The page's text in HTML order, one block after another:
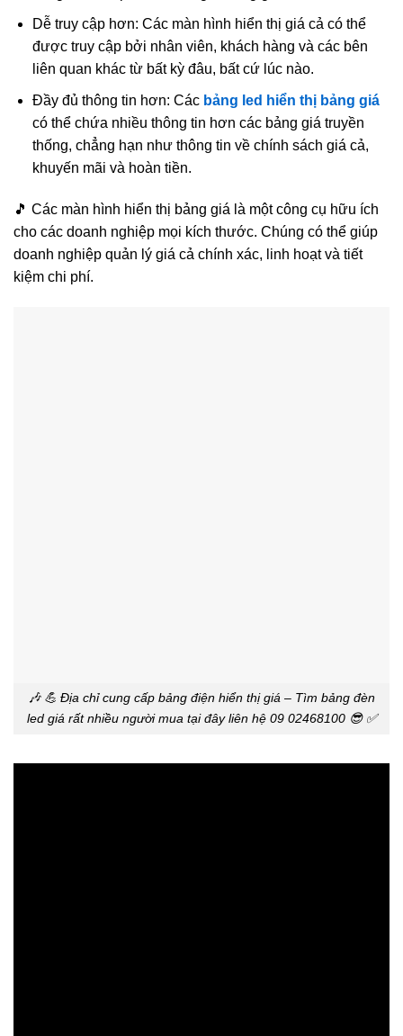
Dễ truy cập hơn: Các màn hình hiển thị giá cả có thể
được truy cập bởi nhân viên, khách hàng và các bên
liên quan khác từ bất kỳ đâu, bất cứ lúc nào.
Đầy đủ thông tin hơn: Các bảng led hiển thị bảng giá
có thể chứa nhiều thông tin hơn các bảng giá truyền
thống, chẳng hạn như thông tin về chính sách giá cả,
khuyến mãi và hoàn tiền.
🎵 Các màn hình hiển thị bảng giá là một công cụ hữu ích
cho các doanh nghiệp mọi kích thước. Chúng có thể giúp
doanh nghiệp quản lý giá cả chính xác, linh hoạt và tiết
kiệm chi phí.
🎶 💪 Địa chỉ cung cấp bảng điện hiển thị giá – Tìm bảng đèn
led giá rất nhiều người mua tại đây liên hệ 09 02468100 😎 ✅